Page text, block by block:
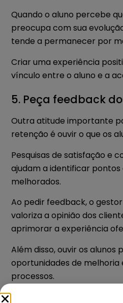
Quando o aluno percebe
preocupa com sua
tende a permanecer por
Criar uma experiência
vínculo entre o aluno e a
5. Peça feedback
Outra atitude importante
retenção é ouvir o que os
Pesquisas de satisfação e
ajudam a identificar pontos
melhorados.
Ao pedir feedback, o
valoriza a opinião dos
aprimorar a experiência
Além disso, ouvir os
oportunidades de melhoria
processos.